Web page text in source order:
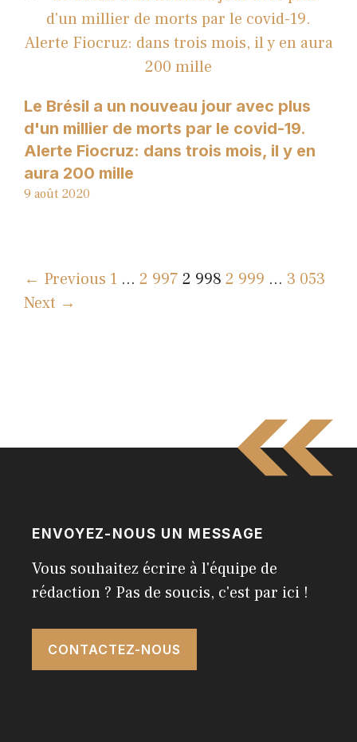
Le Brésil a un nouveau jour avec plus
d'un millier de morts par le covid-19.
Alerte Fiocruz: dans trois mois, il y en
aura 200 mille
9 août 2020
← Previous 1 … 2 997 2 998 2 999 … 3 053
Next →
ENVOYEZ-NOUS UN MESSAGE
Vous souhaitez écrire à l'équipe de
rédaction ? Pas de soucis, c'est par ici !
CONTACTEZ-NOUS